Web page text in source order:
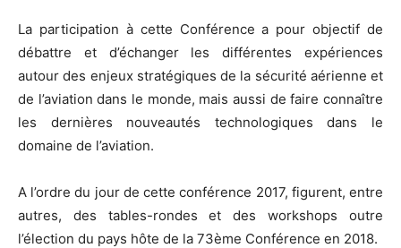
La participation à cette Conférence a pour objectif de
débattre et d’échanger les différentes expériences
autour des enjeux stratégiques de la sécurité aérienne et
de l’aviation dans le monde, mais aussi de faire connaître
les dernières nouveautés technologiques dans le
domaine de l’aviation.
A l’ordre du jour de cette conférence 2017, figurent, entre
autres, des tables-rondes et des workshops outre
l’élection du pays hôte de la 73ème Conférence en 2018.